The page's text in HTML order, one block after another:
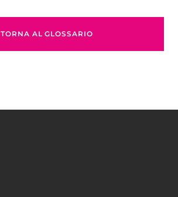
TORNA AL GLOSSARIO